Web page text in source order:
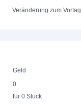
Veränderung zum Vortag
Geld
0
für 0 Stück